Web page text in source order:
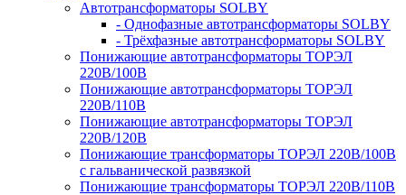
Автотрансформаторы SOLBY
- Однофазные автотрансформаторы SOLBY
- Трёхфазные автотрансформаторы SOLBY
Понижающие автотрансформаторы ТОРЭЛ
220В/100В
Понижающие автотрансформаторы ТОРЭЛ
220В/110В
Понижающие автотрансформаторы ТОРЭЛ
220В/120В
Понижающие трансформаторы ТОРЭЛ 220В/100В
с гальванической развязкой
Понижающие трансформаторы ТОРЭЛ 220В/110В